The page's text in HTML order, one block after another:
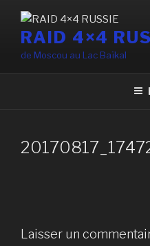
contenu
principal
RAID 4×4
de Moscou au Lac Baïkal
Laisser un